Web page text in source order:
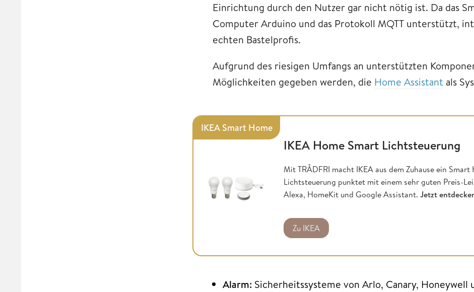
Einrichtung durch den Nutzer gar nicht nötig ist. Da das
Computer Arduino und das Protokoll MQTT unterstützt,
echten Bastelprofis.
Aufgrund des riesigen Umfangs an unterstützten
Möglichkeiten gegeben werden, die Home Assistant als
IKEA Smart Home
IKEA Home Smart Lichtsteuerung
Mit TRÅDFRI macht IKEA aus dem Zuhause ein
Lichtsteuerung punktet mit einem sehr guten Preis-
Alexa, HomeKit und Google Assistant. Jetzt
Zu IKEA
Alarm: Sicherheitssysteme von Arlo, Canary, Honeywell